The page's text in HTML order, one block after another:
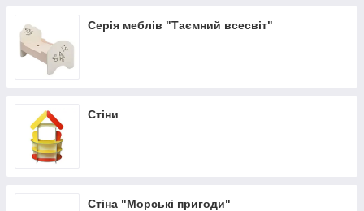
Серія меблів "Таємний всесвіт"
Стіни
Стіна "Морські пригоди"